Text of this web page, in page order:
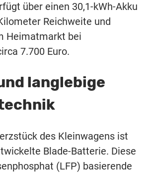
über einen 30,1-kWh-Akku
Reichweite und
Heimatmarkt bei
7.700 Euro.
langlebige
des Kleinwagens ist
Blade-Batterie. Diese
(LFP) basierende